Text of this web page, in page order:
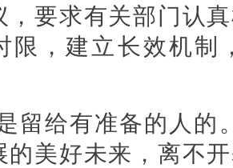
，要求有关部门认
限，建立长效机制
留给有准备的人的
的美好未来，离不